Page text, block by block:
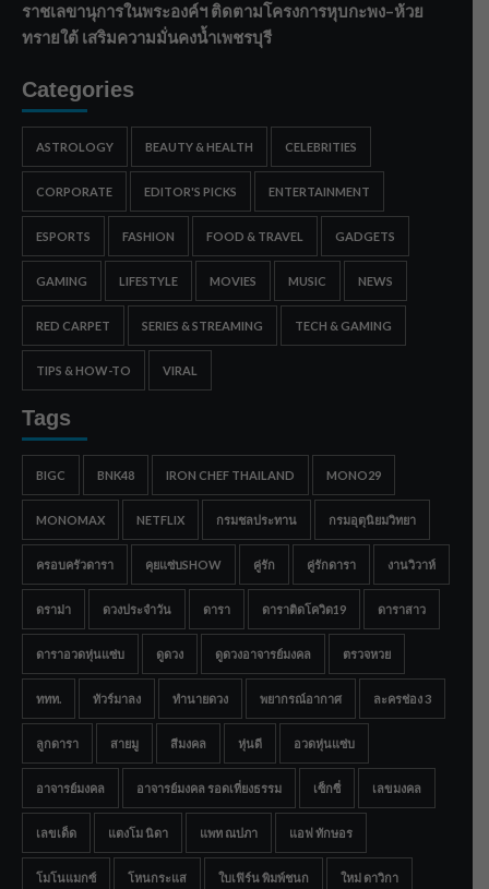
ราชเลขานุการในพระองค์ฯ ติดตามโครงการหุบกะพง–ห้วย
ทรายใต้ เสริมความมั่นคงน้ำเพชรบุรี
Categories
ASTROLOGY BEAUTY & HEALTH CELEBRITIES
CORPORATE EDITOR'S PICKS ENTERTAINMENT
ESPORTS FASHION FOOD & TRAVEL GADGETS
GAMING LIFESTYLE MOVIES MUSIC NEWS
RED CARPET SERIES & STREAMING TECH & GAMING
TIPS & HOW-TO VIRAL
Tags
BIGC BNK48 IRON CHEF THAILAND MONO29
MONOMAX NETFLIX กรมชลประทาน กรมอุตุนิยมวิทยา
ครอบครัวดารา คุยแซ่บSHOW คู่รัก คู่รักดารา งานวิวาห์
ดราม่า ดวงประจำวัน ดารา ดาราติดโควิด19 ดาราสาว
ดาราอวดหุ่นแซ่บ ดูดวง ดูดวงอาจารย์มงคล ตรวจหวย
ททท. ทัวร์มาลง ทำนายดวง พยากรณ์อากาศ ละครช่อง 3
ลูกดารา สายมู สีมงคล หุ่นดี อวดหุ่นแซ่บ
อาจารย์มงคล อาจารย์มงคล รอดเที่ยงธรรม เซ็กซี่ เลขมงคล
เลขเด็ด แตงโม นิดา แพท ณปภา แอฟ ทักษอร
โมโนแมกซ์ โหนกระแส ใบเฟิร์น พิมพ์ชนก ใหม่ ดาวิกา